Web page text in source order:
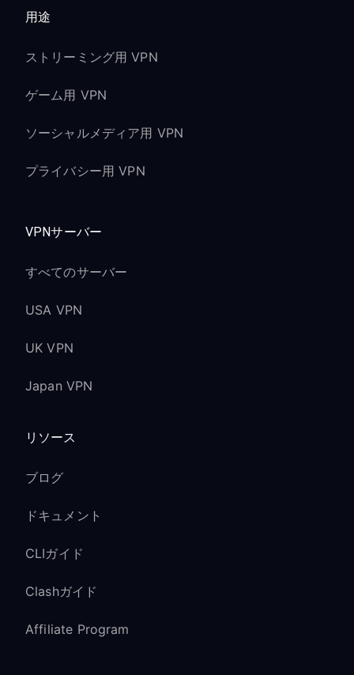
用途
ストリーミング用 VPN
ゲーム用 VPN
ソーシャルメディア用 VPN
プライバシー用 VPN
VPNサーバー
すべてのサーバー
USA VPN
UK VPN
Japan VPN
リソース
ブログ
ドキュメント
CLIガイド
Clashガイド
Affiliate Program